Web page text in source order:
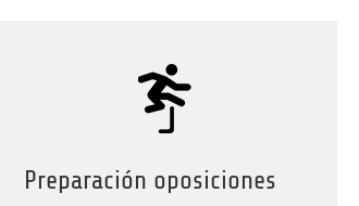
Preparación oposiciones